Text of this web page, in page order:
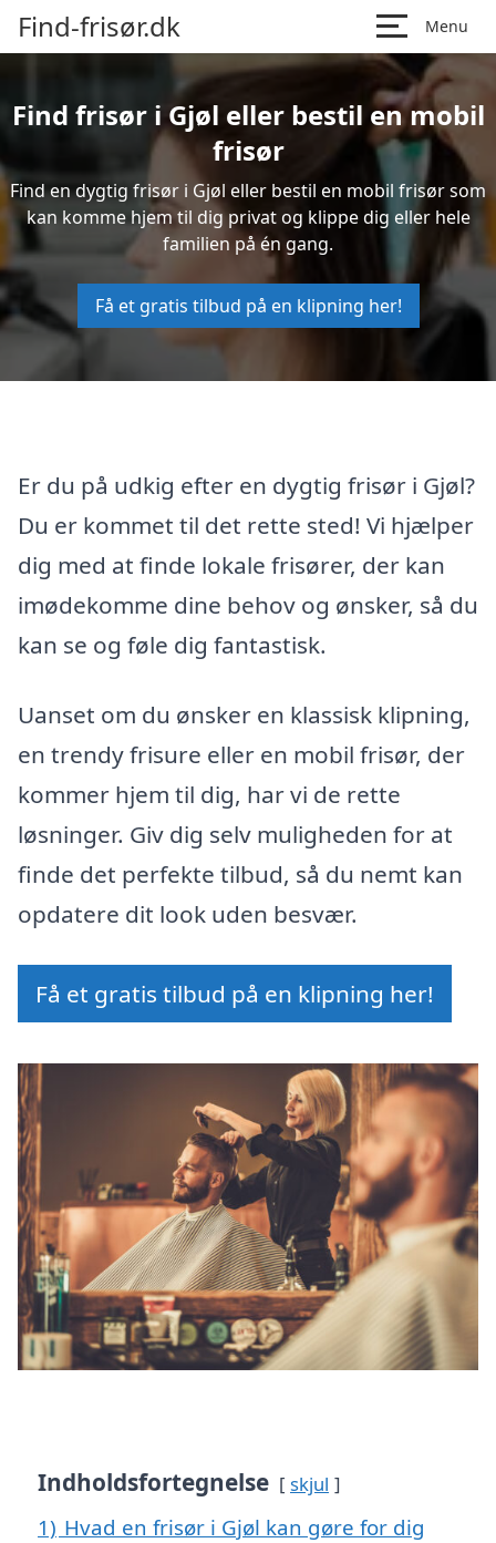
Find-frisør.dk Menu
Find frisør i Gjøl eller bestil en mobil
frisør
Find en dygtig frisør i Gjøl eller bestil en mobil frisør som
kan komme hjem til dig privat og klippe dig eller hele
familien på én gang.
Få et gratis tilbud på en klipning her!
Er du på udkig efter en dygtig frisør i Gjøl?
Du er kommet til det rette sted! Vi hjælper
dig med at finde lokale frisører, der kan
imødekomme dine behov og ønsker, så du
kan se og føle dig fantastisk.
Uanset om du ønsker en klassisk klipning,
en trendy frisure eller en mobil frisør, der
kommer hjem til dig, har vi de rette
løsninger. Giv dig selv muligheden for at
finde det perfekte tilbud, så du nemt kan
opdatere dit look uden besvær.
Få et gratis tilbud på en klipning her!
Indholdsfortegnelse skjul
1) Hvad en frisør i Gjøl kan gøre for dig